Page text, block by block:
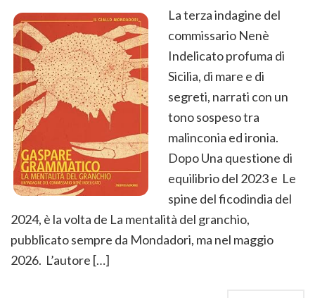
La terza indagine del
commissario Nenè
Indelicato profuma di
Sicilia, di mare e di
segreti, narrati con un
tono sospeso tra
malinconia ed ironia.
Dopo Una questione di
equilibrio del 2023 e Le
spine del ficodindia del
2024, è la volta de La mentalità del granchio,
pubblicato sempre da Mondadori, ma nel maggio
2026. L’autore […]